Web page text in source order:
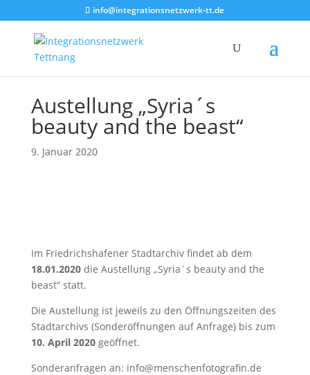
info@integrationsnetzwerk-tt.de
Austellung „Syria´s
beauty and the beast“
9. Januar 2020
Im Friedrichshafener Stadtarchiv findet ab dem
18.01.2020die Austellung „Syria´s beauty and the
beast“ statt.
Die Austellung ist jeweils zu den Öffnungszeiten des
Stadtarchivs (Sonderöffnungen auf Anfrage) bis zum
10. April 2020geöffnet.
Sonderanfragen an: info@menschenfotografin.de